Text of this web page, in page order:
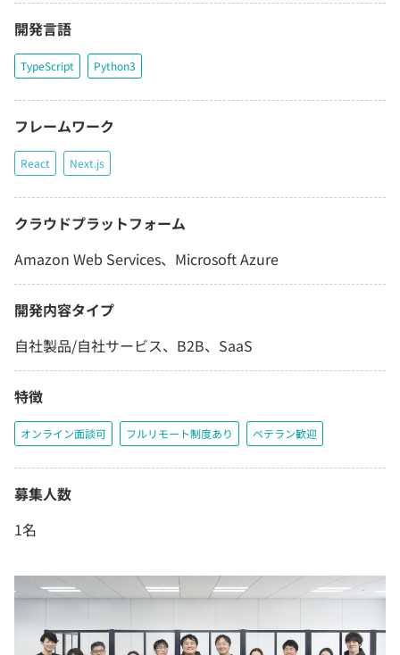
開発言語
TypeScript Python3
フレームワーク
React Next.js
クラウドプラットフォーム
Amazon Web Services、Microsoft Azure
開発内容タイプ
自社製品/自社サービス、B2B、SaaS
特徴
オンライン面談可 フルリモート制度あり ベテラン歓迎
募集人数
1名